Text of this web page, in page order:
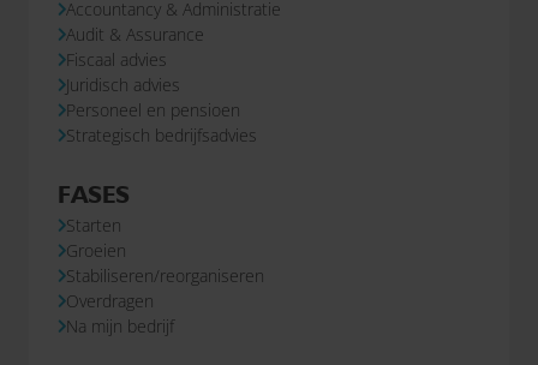
Accountancy & Administratie
Audit & Assurance
Fiscaal advies
Juridisch advies
Personeel en pensioen
Strategisch bedrijfsadvies
FASES
Starten
Groeien
Stabiliseren/reorganiseren
Overdragen
Na mijn bedrijf